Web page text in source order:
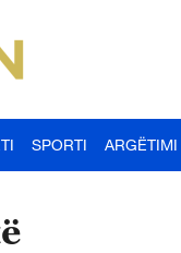
SPORTI ARGËTIMI